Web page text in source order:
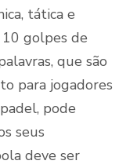
tática e
golpes de
que são
para jogadores
pode
seus
deve ser